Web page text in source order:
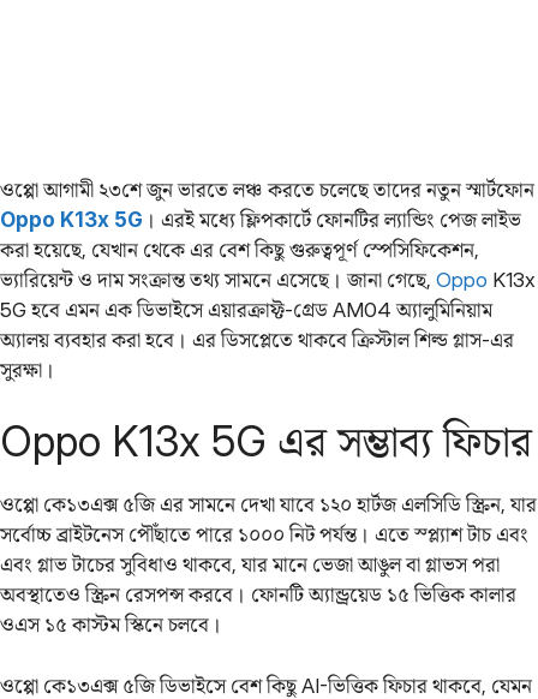
ওপ্পো আগামী ২৩শে জুন ভারতে লঞ্চ করতে চলেছে তাদের নতুন স্মার্টফোন
Oppo K13x 5G । এরই মধ্যে ফ্লিপকার্টে ফোনটির ল্যান্ডিং পেজ লাইভ
করা হয়েছে, যেখান থেকে এর বেশ কিছু গুরুত্বপূর্ণ স্পেসিফিকেশন,
ভ্যারিয়েন্ট ও দাম সংক্রান্ত তথ্য সামনে এসেছে। জানা গেছে, Oppo K13x
5G হবে এমন এক ডিভাইসে এয়ারক্রাফ্ট-গ্রেড AM04 অ্যালুমিনিয়াম
অ্যালয় ব্যবহার করা হবে। এর ডিসপ্লেতে থাকবে ক্রিস্টাল শিল্ড গ্লাস-এর
সুরক্ষা।
Oppo K13x 5G এর সম্ভাব্য ফিচার
ওপ্পো কে১৩এক্স ৫জি এর সামনে দেখা যাবে ১২০ হার্টজ এলসিডি স্ক্রিন, যার
সর্বোচ্চ ব্রাইটনেস পৌঁছাতে পারে ১০০০ নিট পর্যন্ত। এতে স্প্ল্যাশ টাচ এবং
এবং গ্লাভ টাচের সুবিধাও থাকবে, যার মানে ভেজা আঙুল বা গ্লাভস পরা
অবস্থাতেও স্ক্রিন রেসপন্স করবে। ফোনটি অ্যান্ড্রয়েড ১৫ ভিত্তিক কালার
ওএস ১৫ কাস্টম স্কিনে চলবে।
ওপ্পো কে১৩এক্স ৫জি ডিভাইসে বেশ কিছু AI-ভিত্তিক ফিচার থাকবে, যেমন